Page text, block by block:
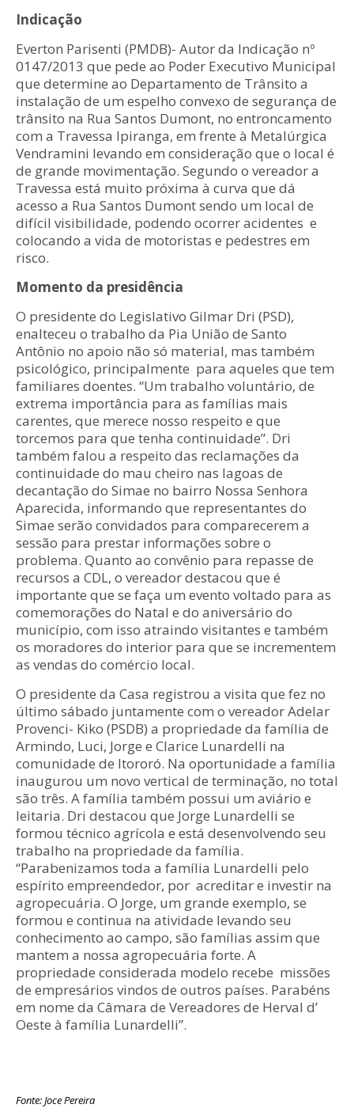
Indicação
Everton Parisenti (PMDB)- Autor da Indicação nº
0147/2013 que pede ao Poder Executivo Municipal
que determine ao Departamento de Trânsito a
instalação de um espelho convexo de segurança de
trânsito na Rua Santos Dumont, no entroncamento
com a Travessa Ipiranga, em frente à Metalúrgica
Vendramini levando em consideração que o local é
de grande movimentação. Segundo o vereador a
Travessa está muito próxima à curva que dá
acesso a Rua Santos Dumont sendo um local de
difícil visibilidade, podendo ocorrer acidentes e
colocando a vida de motoristas e pedestres em
risco.
Momento da presidência
O presidente do Legislativo Gilmar Dri (PSD),
enalteceu o trabalho da Pia União de Santo
Antônio no apoio não só material, mas também
psicológico, principalmente para aqueles que tem
familiares doentes. “Um trabalho voluntário, de
extrema importância para as famílias mais
carentes, que merece nosso respeito e que
torcemos para que tenha continuidade”. Dri
também falou a respeito das reclamações da
continuidade do mau cheiro nas lagoas de
decantação do Simae no bairro Nossa Senhora
Aparecida, informando que representantes do
Simae serão convidados para comparecerem a
sessão para prestar informações sobre o
problema. Quanto ao convênio para repasse de
recursos a CDL, o vereador destacou que é
importante que se faça um evento voltado para as
comemorações do Natal e do aniversário do
município, com isso atraindo visitantes e também
os moradores do interior para que se incrementem
as vendas do comércio local.
O presidente da Casa registrou a visita que fez no
último sábado juntamente com o vereador Adelar
Provenci- Kiko (PSDB) a propriedade da família de
Armindo, Luci, Jorge e Clarice Lunardelli na
comunidade de Itororó. Na oportunidade a família
inaugurou um novo vertical de terminação, no total
são três. A família também possui um aviário e
leitaria. Dri destacou que Jorge Lunardelli se
formou técnico agrícola e está desenvolvendo seu
trabalho na propriedade da família.
“Parabenizamos toda a família Lunardelli pelo
espírito empreendedor, por acreditar e investir na
agropecuária. O Jorge, um grande exemplo, se
formou e continua na atividade levando seu
conhecimento ao campo, são famílias assim que
mantem a nossa agropecuária forte. A
propriedade considerada modelo recebe missões
de empresários vindos de outros países. Parabéns
em nome da Câmara de Vereadores de Herval d’
Oeste à família Lunardelli”.
Fonte: Joce Pereira